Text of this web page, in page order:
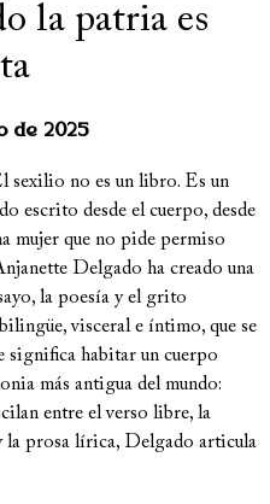
la patria es
de 2025
no es un libro. Es un
escrito desde el cuerpo, desde
mujer que no pide permiso
Delgado ha creado una
la poesía y el grito
visceral e íntimo, que se
significa habitar un cuerpo
más antigua del mundo:
entre el verso libre, la
prosa lírica, Delgado articula